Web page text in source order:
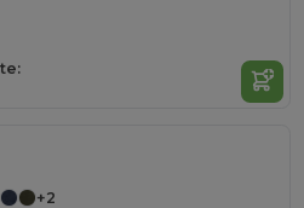
+2